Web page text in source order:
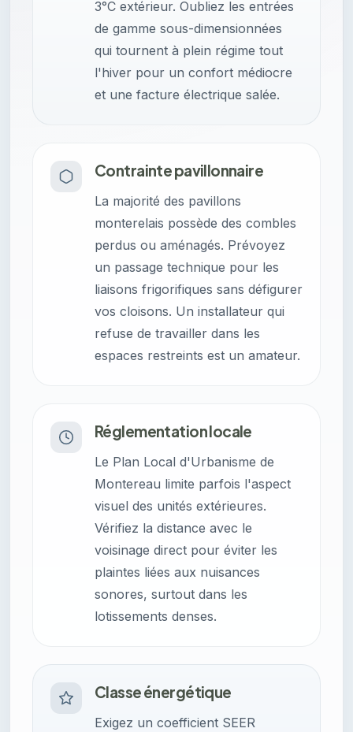
3°C extérieur. Oubliez les entrées
de gamme sous-dimensionnées
qui tournent à plein régime tout
l'hiver pour un confort médiocre
et une facture électrique salée.
Contrainte pavillonnaire
La majorité des pavillons
monterelais possède des combles
perdus ou aménagés. Prévoyez
un passage technique pour les
liaisons frigorifiques sans défigurer
vos cloisons. Un installateur qui
refuse de travailler dans les
espaces restreints est un amateur.
Réglementation locale
Le Plan Local d'Urbanisme de
Montereau limite parfois l'aspect
visuel des unités extérieures.
Vérifiez la distance avec le
voisinage direct pour éviter les
plaintes liées aux nuisances
sonores, surtout dans les
lotissements denses.
Classe énergétique
Exigez un coefficient SEER